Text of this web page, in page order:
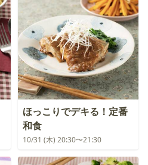
ほっこりでデキる！定番
和食
10/31 (木) 20:30〜21:30